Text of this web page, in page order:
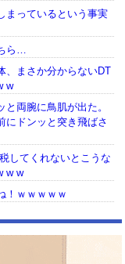
まっているという事実
ら…
、まさか分からないDT
w
両腕に鳥肌が出た。
にドンッと突き飛ばさ
してくれないとこうな
w w
！ｗｗｗｗｗ
入 → スタッフが注意し